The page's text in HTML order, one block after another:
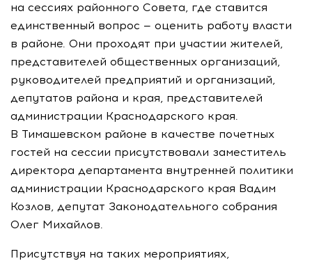
на сессиях районного Совета, где ставится
единственный вопрос — оценить работу власти
в районе. Они проходят при участии жителей,
представителей общественных организаций,
руководителей предприятий и организаций,
депутатов района и края, представителей
администрации Краснодарского края.
В Тимашевском районе в качестве почетных
гостей на сессии присутствовали заместитель
директора департамента внутренней политики
администрации Краснодарского края Вадим
Козлов, депутат Законодательного собрания
Олег Михайлов.
Присутствуя на таких мероприятиях,